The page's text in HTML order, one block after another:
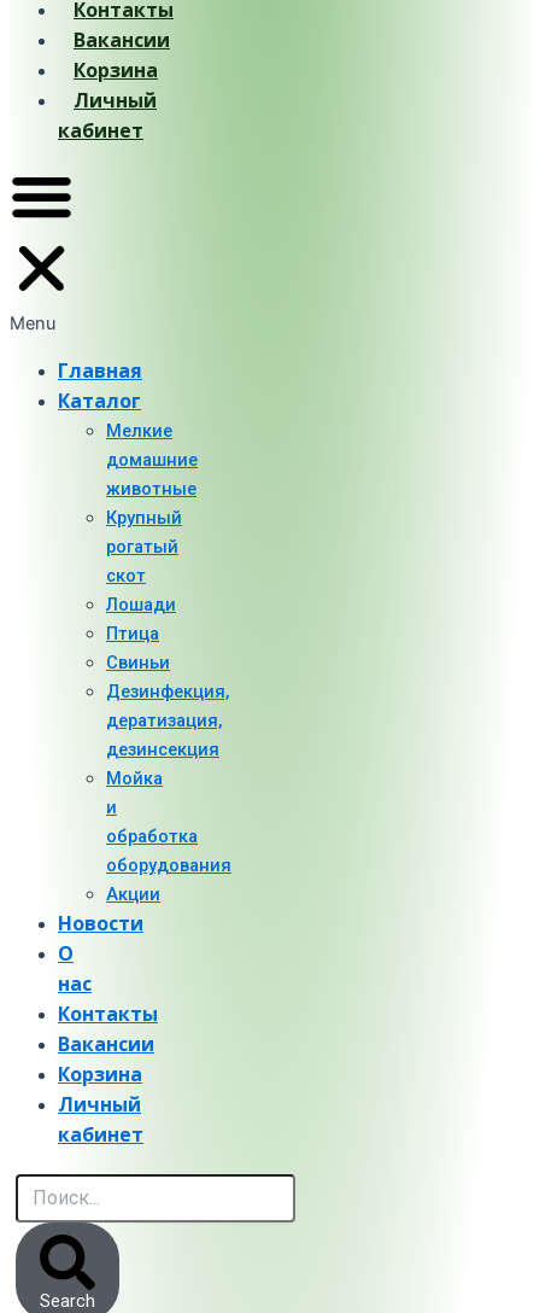
Контакты
Вакансии
Корзина
Личный
кабинет
Menu
Главная
Каталог
Мелкие
домашние
животные
Крупный
рогатый
скот
Лошади
Птица
Свиньи
Дезинфекция,
дератизация,
дезинсекция
Мойка
и
обработка
оборудования
Акции
Новости
О
нас
Контакты
Вакансии
Корзина
Личный
кабинет
Search